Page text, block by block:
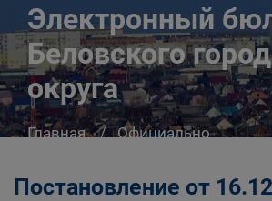
Электронный
Беловского
округа
Главная
Официально
Постановление от